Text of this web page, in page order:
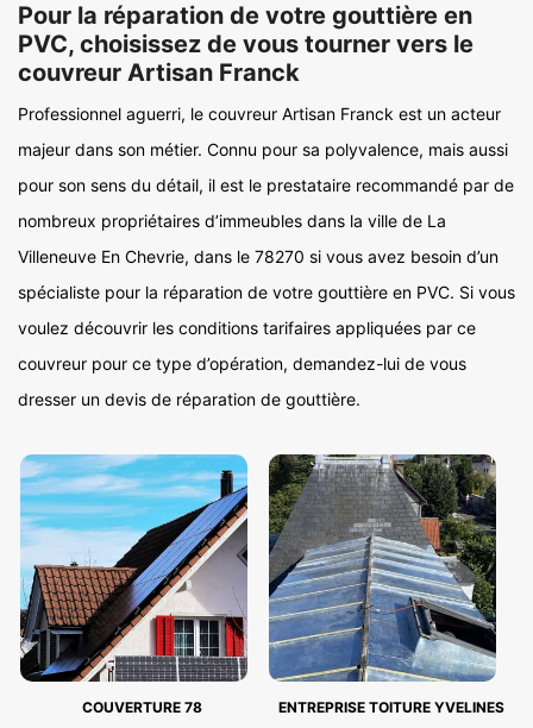
Pour la réparation de votre gouttière en
PVC, choisissez de vous tourner vers le
couvreur Artisan Franck
Professionnel aguerri, le couvreur Artisan Franck est un acteur
majeur dans son métier. Connu pour sa polyvalence, mais aussi
pour son sens du détail, il est le prestataire recommandé par de
nombreux propriétaires d’immeubles dans la ville de La
Villeneuve En Chevrie, dans le 78270 si vous avez besoin d’un
spécialiste pour la réparation de votre gouttière en PVC. Si vous
voulez découvrir les conditions tarifaires appliquées par ce
couvreur pour ce type d’opération, demandez-lui de vous
dresser un devis de réparation de gouttière.
COUVERTURE 78 ENTREPRISE TOITURE YVELINES